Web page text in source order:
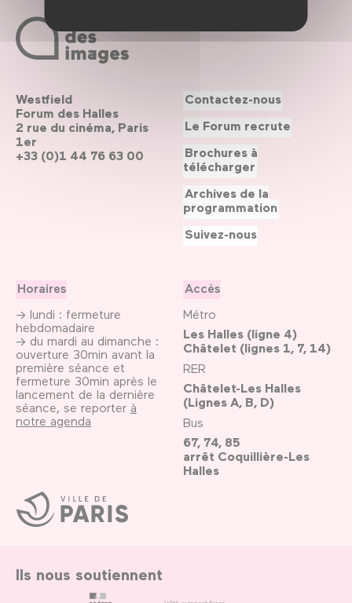
Ville
de
Paris
Westfield
Forum des Halles
2 rue du cinéma, Paris
1er
+33 (0)1 44 76 63 00
Horaires
→ lundi : fermeture
hebdomadaire
→ du mardi au dimanche :
ouverture 30min avant la
première séance et
fermeture 30min après le
lancement de la dernière
séance, se reporter à
notre agenda
Accès
Métro
Les Halles (ligne 4)
Châtelet (lignes 1, 7, 14)
RER
Châtelet-Les Halles
(Lignes A, B, D)
Bus
67, 74, 85
arrêt Coquillière-Les
Halles
Contactez-nous
Le Forum recrute
Brochures à
télécharger
Archives de la
programmation
Suivez-nous
Ils nous soutiennent